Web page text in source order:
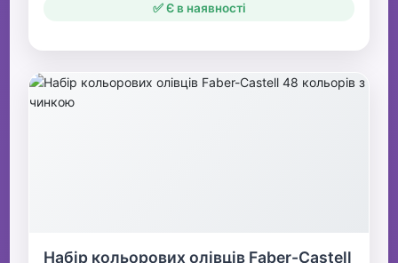
✅ Є в наявності
Набір кольорових олівців Faber-Castell